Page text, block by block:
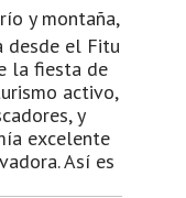
y montaña,
desde el Fitu
la fiesta de
activo,
y
excelente
Así es